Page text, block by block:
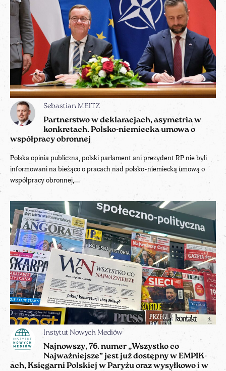
Sebastian MEITZ
Partnerstwo w deklaracjach, asymetria w
konkretach. Polsko-niemiecka umowa o
współpracy obronnej
Polska opinia publiczna, polski parlament ani prezydent RP nie byli
informowani na bieżąco o pracach nad polsko-niemiecką umową o
współpracy obronnej,...
Instytut Nowych Mediów
Najnowszy, 76. numer „Wszystko co
Najważniejsze” jest już dostępny w EMPIK-
ach, Księgarni Polskiej w Paryżu oraz wysyłkowo i w